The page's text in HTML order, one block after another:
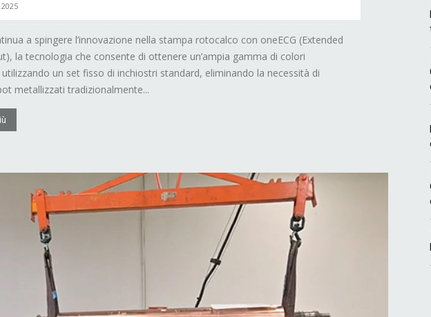
a spingere l’innovazione nella stampa rotocalco con oneECG (Extended
la tecnologia che consente di ottenere un’ampia gamma di colori
un set fisso di inchiostri standard, eliminando la necessità di
metallizzati tradizionalmente...